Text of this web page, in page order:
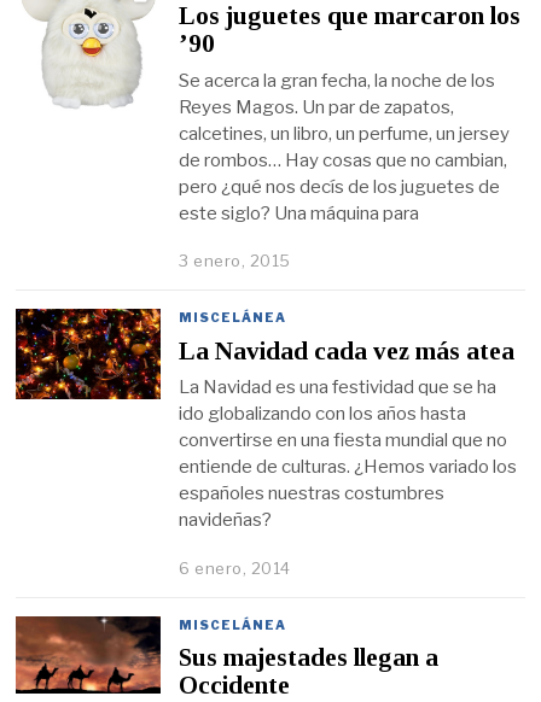
Los juguetes que marcaron los
’90
Se acerca la gran fecha, la noche de los
Reyes Magos. Un par de zapatos,
calcetines, un libro, un perfume, un jersey
de rombos… Hay cosas que no cambian,
pero ¿qué nos decís de los juguetes de
este siglo? Una máquina para
3 enero, 2015
MISCELÁNEA
La Navidad cada vez más atea
La Navidad es una festividad que se ha
ido globalizando con los años hasta
convertirse en una fiesta mundial que no
entiende de culturas. ¿Hemos variado los
españoles nuestras costumbres
navideñas?
6 enero, 2014
MISCELÁNEA
Sus majestades llegan a
Occidente